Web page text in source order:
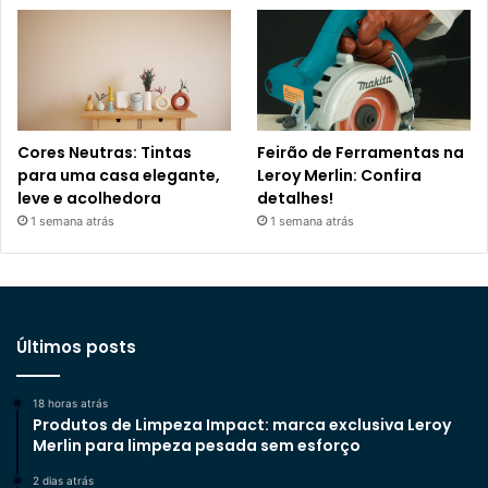
Cores Neutras: Tintas
para uma casa elegante,
leve e acolhedora
1 semana atrás
Feirão de Ferramentas na
Leroy Merlin: Confira
detalhes!
1 semana atrás
Últimos posts
18 horas atrás
Produtos de Limpeza Impact: marca exclusiva Leroy
Merlin para limpeza pesada sem esforço
2 dias atrás